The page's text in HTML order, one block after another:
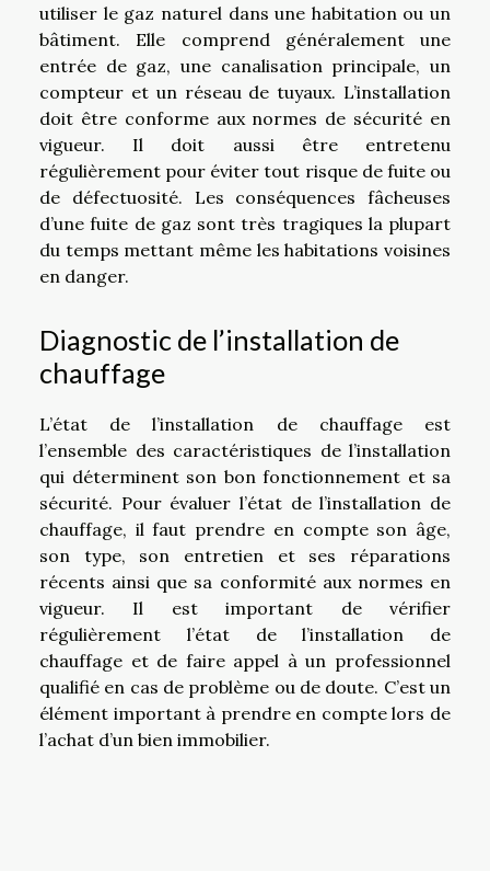
utiliser le gaz naturel dans une habitation ou un
bâtiment. Elle comprend généralement une
entrée de gaz, une canalisation principale, un
compteur et un réseau de tuyaux. L’installation
doit être conforme aux normes de sécurité en
vigueur. Il doit aussi être entretenu
régulièrement pour éviter tout risque de fuite ou
de défectuosité. Les conséquences fâcheuses
d’une fuite de gaz sont très tragiques la plupart
du temps mettant même les habitations voisines
en danger.
Diagnostic de l’installation de
chauffage
L’état de l’installation de chauffage est
l’ensemble des caractéristiques de l’installation
qui déterminent son bon fonctionnement et sa
sécurité. Pour évaluer l’état de l’installation de
chauffage, il faut prendre en compte son âge,
son type, son entretien et ses réparations
récents ainsi que sa conformité aux normes en
vigueur. Il est important de vérifier
régulièrement l’état de l’installation de
chauffage et de faire appel à un professionnel
qualifié en cas de problème ou de doute. C’est un
élément important à prendre en compte lors de
l’achat d’un bien immobilier.